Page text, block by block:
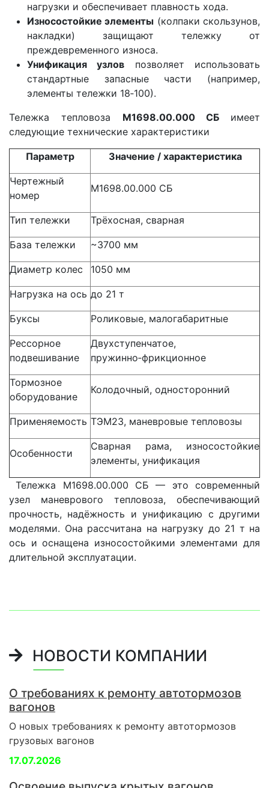
нагрузки и обеспечивает плавность хода.
Износостойкие элементы (колпаки скользунов,
накладки) защищают тележку от
преждевременного износа.
Унификация узлов позволяет использовать
стандартные запасные части (например,
элементы тележки 18‑100).
Тележка тепловоза М1698.00.000 СБ имеет
следующие технические характеристики
Параметр Значение / характеристика
Чертежный
номер
М1698.00.000 СБ
Тип тележки Трёхосная, сварная
База тележки ~3700 мм
Диаметр колес 1050 мм
Нагрузка на ось до 21 т
Буксы Роликовые, малогабаритные
Рессорное
подвешивание
Двухступенчатое,
пружинно‑фрикционное
Тормозное
оборудование
Колодочный, односторонний
Применяемость ТЭМ23, маневровые тепловозы
Особенности
Сварная рама, износостойкие
элементы, унификация
Тележка М1698.00.000 СБ — это современный
узел маневрового тепловоза, обеспечивающий
прочность, надёжность и унификацию с другими
моделями. Она рассчитана на нагрузку до 21 т на
ось и оснащена износостойкими элементами для
длительной эксплуатации.
НОВОСТИ КОМПАНИИ
О требованиях к ремонту автотормозов
вагонов
О новых требованиях к ремонту автотормозов
грузовых вагонов
17.07.2026